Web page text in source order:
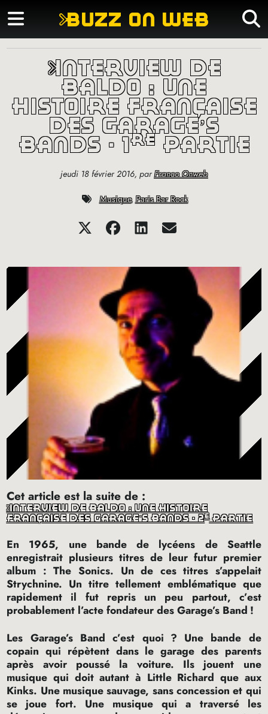
buzz on web
interview de
baldo : une
histoire française
des garage’s
bands - 1re partie
jeudi 18 février 2016, parFranco Onweb
Musique,Paris Bar Rock
Cet article est la suite de :
interview de baldo : une histoire
française des garage’s bands - 2epartie
En 1965, une bande de lycéens de Seattle
enregistrait plusieurs titres de leur futur premier
album : The Sonics. Un de ces titres s’appelait
Strychnine. Un titre tellement emblématique que
rapidement il fut repris un peu partout, c’est
probablement l’acte fondateur des Garage’s Band !
Les Garage’s Band c’est quoi ? Une bande de
copain qui répètent dans le garage des parents
après avoir poussé la voiture. Ils jouent une
musique qui doit autant à Little Richard que aux
Kinks. Une musique sauvage, sans concession et qui
se joue fort. Une musique qui a traversé les